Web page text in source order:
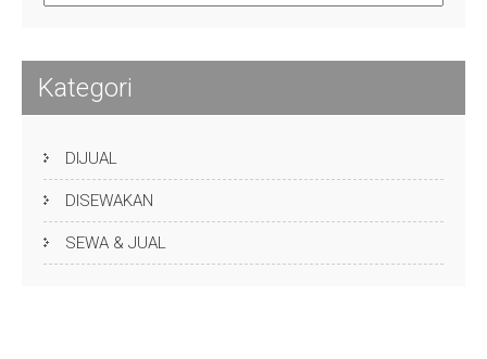
Kategori
DIJUAL
DISEWAKAN
SEWA & JUAL